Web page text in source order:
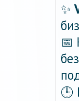
✨
📅
🕒